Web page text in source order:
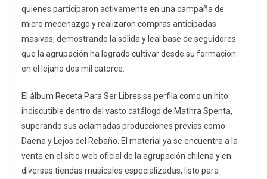
quienes participaron activamente en una campaña de
micro mecenazgo y realizaron compras anticipadas
masivas, demostrando la sólida y leal base de seguidores
que la agrupación ha logrado cultivar desde su formación
en el lejano dos mil catorce.
El álbum Receta Para Ser Libres se perfila como un hito
indiscutible dentro del vasto catálogo de Mathra Spenta,
superando sus aclamadas producciones previas como
Daena y Lejos del Rebaño. El material ya se encuentra a la
venta en el sitio web oficial de la agrupación chilena y en
diversas tiendas musicales especializadas, listo para